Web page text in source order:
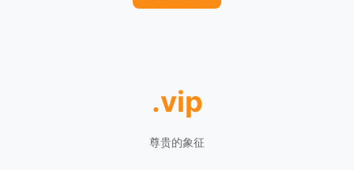
.vip
尊贵的象征